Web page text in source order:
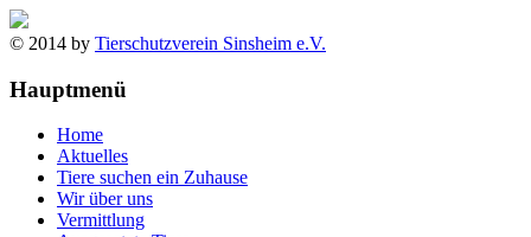
© 2014 by Tierschutzverein Sinsheim e.V.
Hauptmenü
Home
Aktuelles
Tiere suchen ein Zuhause
Wir über uns
Vermittlung